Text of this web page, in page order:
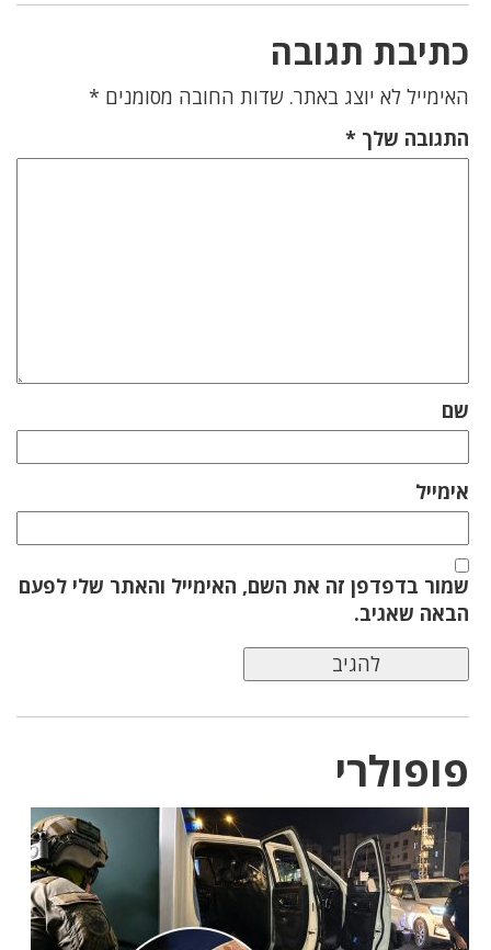
כתיבת תגובה
האימייל לא יוצג באתר. שדות החובה מסומנים *
התגובה שלך *
שם
אימייל
שמור בדפדפן זה את השם, האימייל והאתר שלי לפעם
הבאה שאגיב.
פופולרי